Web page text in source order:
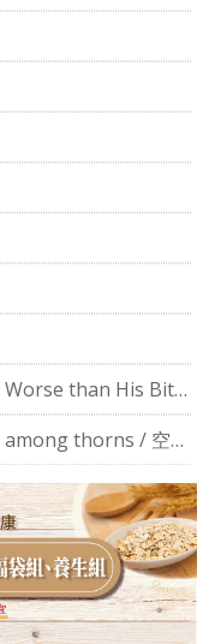
【英語維基】面惡心善 His Bark is Worse than His Bite / 空中英語教室
【英語維基】荊棘中的玫瑰 A rose among thorns / 空中英語教室